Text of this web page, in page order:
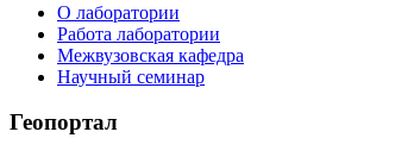
О лаборатории
Работа лаборатории
Межвузовская кафедра
Научный семинар
Геопортал